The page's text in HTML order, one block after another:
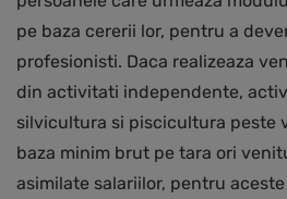
pe baza cererii lor, pentru a
profesionisti. Daca realizeaza
din activitati independente,
silvicultura si piscicultura peste
baza minim brut pe tara ori
asimilate salariilor, pentru